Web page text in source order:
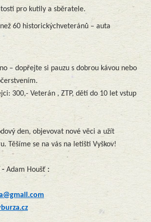
pro kutily a sběratele.
60 historickýchveteránů – auta
– dopřejte si pauzu s dobrou kávou nebo
300,- Veterán , ZTP, děti do 10 let vstup
den, objevovat nové věci a užít
Těšíme se na vás na letišti Vyškov!
- Adam Houšť :